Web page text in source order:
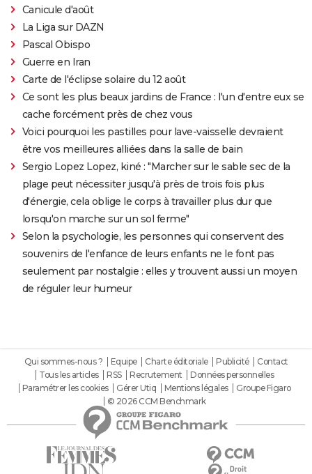
Canicule d'août
La Liga sur DAZN
Pascal Obispo
Guerre en Iran
Carte de l'éclipse solaire du 12 août
Ce sont les plus beaux jardins de France : l'un d'entre eux se
cache forcément près de chez vous
Voici pourquoi les pastilles pour lave-vaisselle devraient
être vos meilleures alliées dans la salle de bain
Sergio Lopez Lopez, kiné : "Marcher sur le sable sec de la
plage peut nécessiter jusqu'à près de trois fois plus
d'énergie, cela oblige le corps à travailler plus dur que
lorsqu'on marche sur un sol ferme"
Selon la psychologie, les personnes qui conservent des
souvenirs de l'enfance de leurs enfants ne le font pas
seulement par nostalgie : elles y trouvent aussi un moyen
de réguler leur humeur
Qui sommes-nous ? Equipe Charte éditoriale Publicité
Contact
Tous les articles
RSS Recrutement
Données personnelles
Paramétrer les cookies
Gérer Utiq Mentions légales
Groupe Figaro
© 2026 CCM Benchmark